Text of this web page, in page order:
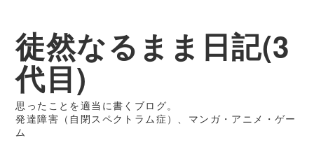
徒然なるまま日記(3
代目)
思ったことを適当に書くブログ。
発達障害（自閉スペクトラム症）、マンガ・アニメ・ゲー
ム